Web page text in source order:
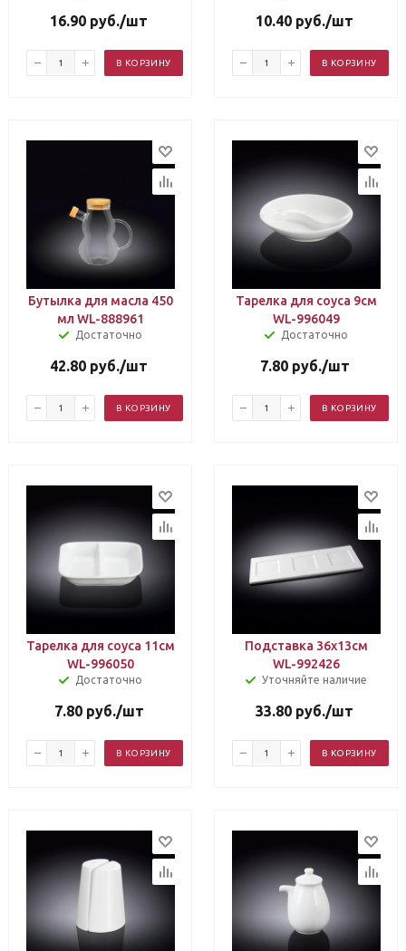
16.90 руб./шт
В КОРЗИНУ
10.40 руб./шт
В КОРЗИНУ
Бутылка для масла 450
мл WL-888961
Достаточно
42.80 руб./шт
В КОРЗИНУ
Тарелка для соуса 9см
WL-996049
Достаточно
7.80руб./шт
В КОРЗИНУ
Тарелка для соуса 11см
WL-996050
Достаточно
7.80руб./шт
В КОРЗИНУ
Подставка 36х13см
WL-992426
Уточняйте наличие
33.80 руб./шт
В КОРЗИНУ